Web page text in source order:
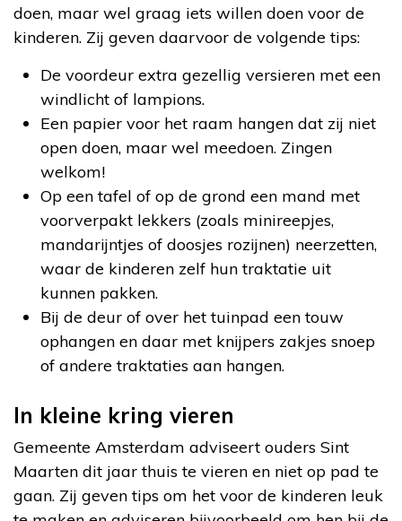
doen, maar wel graag iets willen doen voor de
kinderen. Zij geven daarvoor de volgende tips:
De voordeur extra gezellig versieren met een
windlicht of lampions.
Een papier voor het raam hangen dat zij niet
open doen, maar wel meedoen. Zingen
welkom!
Op een tafel of op de grond een mand met
voorverpakt lekkers (zoals minireepjes,
mandarijntjes of doosjes rozijnen) neerzetten,
waar de kinderen zelf hun traktatie uit
kunnen pakken.
Bij de deur of over het tuinpad een touw
ophangen en daar met knijpers zakjes snoep
of andere traktaties aan hangen.
In kleine kring vieren
Gemeente Amsterdam adviseert ouders Sint
Maarten dit jaar thuis te vieren en niet op pad te
gaan. Zij geven tips om het voor de kinderen leuk